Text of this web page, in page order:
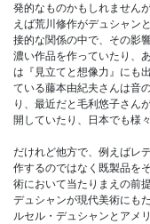
発的なものかもしれません
えば荒川修作がデュシャン
接的な関係の中で、その影
濃い作品を作っていたり、
は『見立てと想像力』にも
ている藤本由紀夫さんは音
り、最近だと毛利悠子さん
開していたり、日本でも様
だけれど他方で、例えばレ
作するのではなく既製品を
術において当たりまえの前
デュシャンが現代美術にも
ルセル・デュシャンとアメ